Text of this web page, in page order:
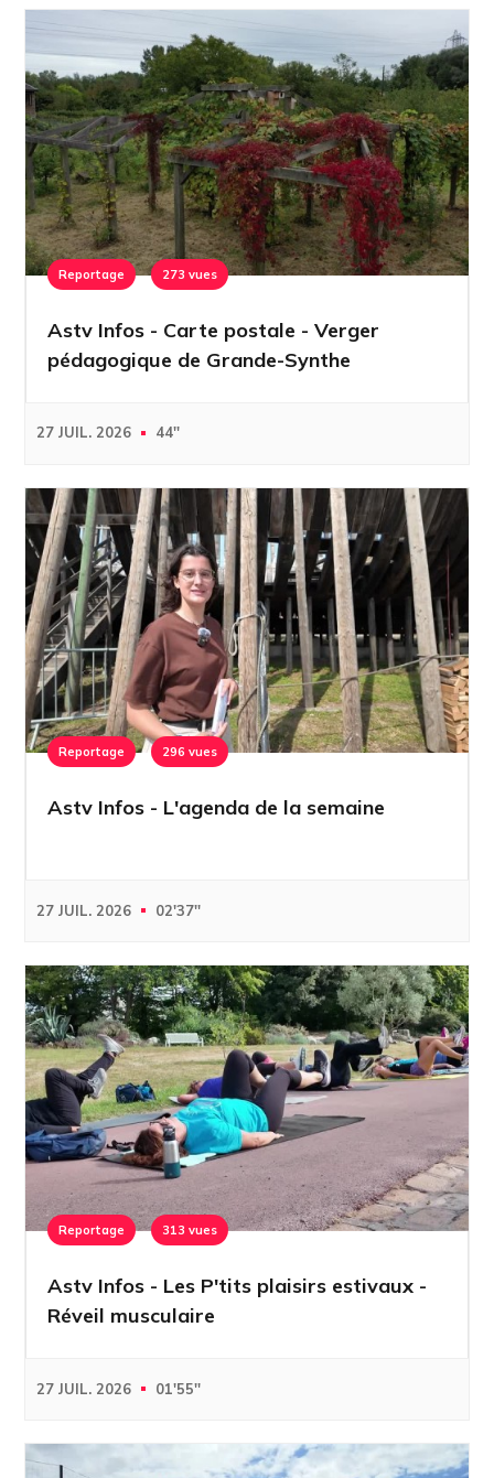
Reportage 273 vues
Astv Infos - Carte postale - Verger
pédagogique de Grande-Synthe
27 JUIL. 2026 44''
Reportage 296 vues
Astv Infos - L'agenda de la semaine
27 JUIL. 2026 02'37''
Reportage 313 vues
Astv Infos - Les P'tits plaisirs estivaux -
Réveil musculaire
27 JUIL. 2026 01'55''